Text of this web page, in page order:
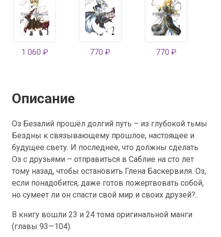
1 060 ₽ 770 ₽ 770 ₽
Описание
Оз Безалий прошёл долгий путь – из глубокой тьмы
Бездны к связывающему прошлое, настоящее и
будущее свету. И последнее, что должны сделать
Оз с друзьями – отправиться в Саблие на сто лет
тому назад, чтобы остановить Глена Баскервиля. Оз,
если понадобится, даже готов пожертвовать собой,
но сумеет ли он спасти свой мир и своих друзей?..
В книгу вошли 23 и 24 тома оригинальной манги
(главы 93—104).